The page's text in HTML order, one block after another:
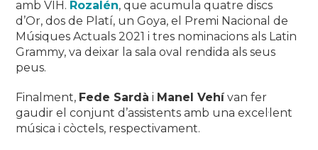
amb VIH. Rozalén, que acumula quatre discs
d’Or, dos de Platí, un Goya, el Premi Nacional de
Músiques Actuals 2021 i tres nominacions als Latin
Grammy, va deixar la sala oval rendida als seus
peus.
Finalment, Fede Sardà i Manel Vehívan fer
gaudir el conjunt d’assistents amb una excel·lent
música i còctels, respectivament.